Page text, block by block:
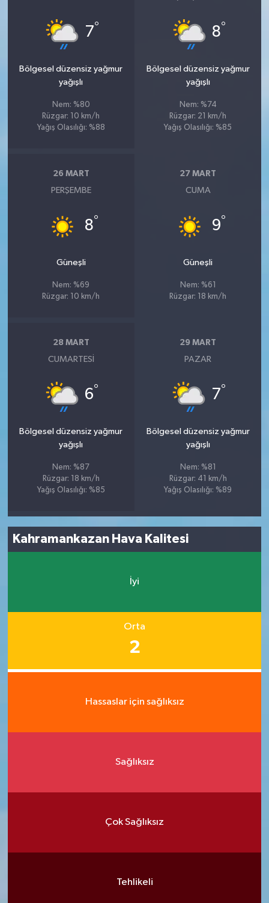
7°
Bölgesel düzensiz yağmur
yağışlı
Nem: %80
Rüzgar: 10 km/h
Yağış Olasılığı: %88
8°
Bölgesel düzensiz yağmur
yağışlı
Nem: %74
Rüzgar: 21 km/h
Yağış Olasılığı: %85
26 MART
PERŞEMBE
8°
Güneşli
Nem: %69
Rüzgar: 10 km/h
27 MART
CUMA
9°
Güneşli
Nem: %61
Rüzgar: 18 km/h
28 MART
CUMARTESI
6°
Bölgesel düzensiz yağmur
yağışlı
Nem: %87
Rüzgar: 18 km/h
Yağış Olasılığı: %85
29 MART
PAZAR
7°
Bölgesel düzensiz yağmur
yağışlı
Nem: %81
Rüzgar: 41 km/h
Yağış Olasılığı: %89
Kahramankazan Hava Kalitesi
İyi
Orta
2
Hassaslar için sağlıksız
Sağlıksız
Çok Sağlıksız
Tehlikeli